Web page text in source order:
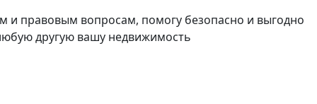
правовым вопросам, помогу безопасно и выгодно
другую вашу недвижимость